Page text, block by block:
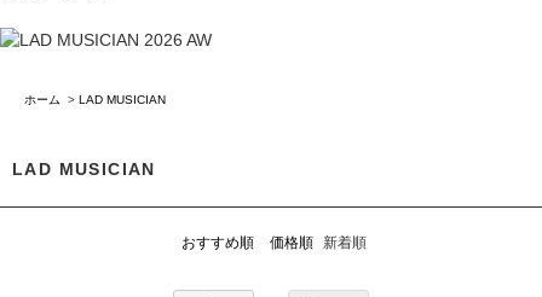
ホーム > LAD MUSICIAN
LAD MUSICIAN
おすすめ順 価格順 新着順